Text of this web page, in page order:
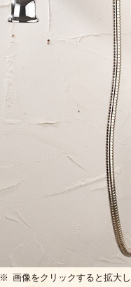
※ 画像をクリックすると拡大